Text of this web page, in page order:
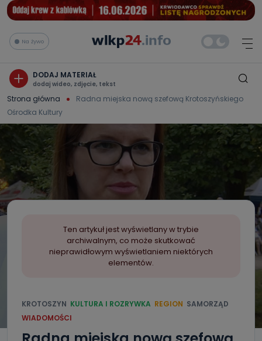
Na żywo
DODAJ MATERIAŁ
dodaj wideo, zdjęcie, tekst
Strona główna
Radna miejska nową szefową Krotoszyńskiego
Ośrodka Kultury
Ten artykuł jest wyświetlany w trybie
archiwalnym, co może skutkować
nieprawidłowym wyświetlaniem niektórych
elementów.
KROTOSZYN KULTURA I ROZRYWKA REGION SAMORZĄD
WIADOMOŚCI